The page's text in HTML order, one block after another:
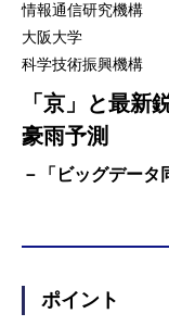
情報通信研究機構
大阪大学
科学技術振興機構
「京」と最新
豪雨予測
－「ビッグデータ
ポイント